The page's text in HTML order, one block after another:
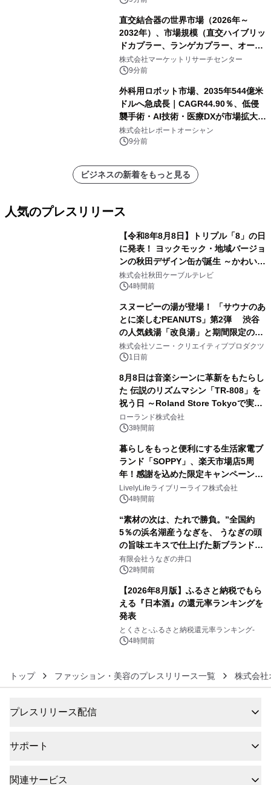
直交結合器の世界市場（2026年～
2032年）、市場規模（直交ハイブリッ
ドカプラー、ランゲカプラー、オーバ
ーレイカプラー、その他）・分析レポ
ートを発表
株式会社マーケットリサーチセンター
9分前
外科用ロボット市場、2035年544億米
ドルへ急成長｜CAGR44.90％、低侵
襲手術・AI技術・医療DXが市場拡大を
牽引
株式会社レポートオーシャン
9分前
ビジネスの新着をもっと見る
人気のプレスリリース
【令和8年8月8日】トリプル「8」の日
に発表！ ヨックモック・地域バージョ
ンの秋田デザイン缶が誕生 ～かわいい
秋田犬の子犬と秋田の四季と名所を巡
るパッケージ～ 9月1日(火)秋田県内で
株式会社秋田ケーブルテレビ
4時間前
スヌーピーの湯が登場！ 「サウナのあ
とに楽しむPEANUTS」第2弾 渋谷
の人気銭湯「改良湯」と期間限定のコ
ラボレーション サウナイキタイコラ
ボグッズも発売決定！
株式会社ソニー・クリエイティブプロダクツ
1日前
8月8日は音楽シーンに革新をもたらし
た 伝説のリズムマシン「TR-808」を
祝う日 ～Roland Store Tokyoで実機
を展示しての 記念キャンペーンを開
催 英国ラジオ「NTS」の 特別プログ
アーティストを フィーチャーしたアニ
メーションを公開～
ローランド株式会社
3時間前
暮らしをもっと便利にする生活家電ブ
ランド「SOPPY」、楽天市場店5周
年！感謝を込めた限定キャンペーンを
8月10日より開催
LivelyLifeライブリーライフ株式会社
4時間前
“素材の次は、たれで勝負。”全国約
5％の浜名湖産うなぎを、 うなぎの頭
の旨味エキスで仕上げた新ブランド
「井口の誉」誕生
有限会社うなぎの井口
2時間前
【2026年8月版】ふるさと納税でもら
える『日本酒』の還元率ランキングを
発表
とくさと-ふるさと納税還元率ランキング-
4時間前
トップ ファッション・美容のプレスリリース一覧 株式会社
プレスリリース配信
サポート
関連サービス